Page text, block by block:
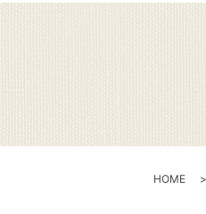
HOME